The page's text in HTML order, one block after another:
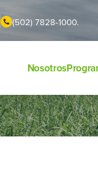
(502) 7828-1000.
Nosotros